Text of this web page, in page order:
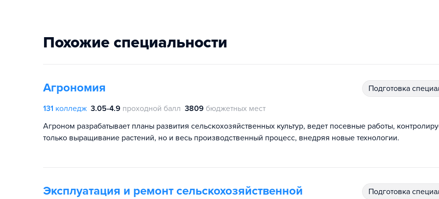
Похожие специальности
Агрономия подготовка
131 колледж 3.05-4.9 проходной балл 3809 бюджетных мест
Агроном разрабатывает планы развития сельскохозяйственных культур, ведет посевные работы,
только выращивание растений, но и весь производственный процесс, внедряя новые технологии.
Эксплуатация и ремонт сельскохозяйственной
подготовка